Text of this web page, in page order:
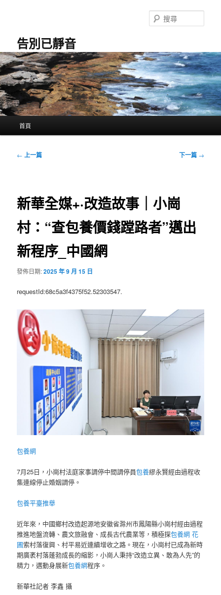
容
告別已靜音
尋
首頁
文
← 上一篇 下一篇 →
新華全媒+·改造故事｜小崗
村：“查包養價錢蹚路者”邁出
新程序_中國網
發佈日期:2025 年 9 月 15 日
requestId:68c5a3f4375f52.52303547.
包養網
7月25日，小崗村法庭家事調停中間調停員包養繆永賢經由過程收
集連線停止婚姻調停。
包養平臺推舉
近年來，中國鄉村改造起源地安徽省滁州市鳳陽縣小崗村經由過程
推進地盤流轉、農文旅融會、成長古代農業等，積極探包養網 花
圃索村落復興、村平易近連續增收之路。現在，小崗村已成為新時
期廣袤村落蓬勃成長的縮影，小崗人秉持“改造立異、敢為人先”的
精力，邁動身展新包養網程序。
新華社記者 李鑫 攝